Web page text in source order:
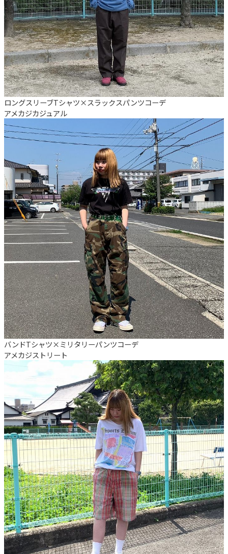
ロングスリーブTシャツ×スラックスパンツコーデ
アメカジカジュアル
バンドTシャツ×ミリタリーパンツコーデ
アメカジストリート